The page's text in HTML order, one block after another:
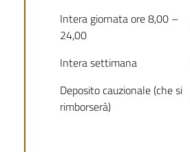
Intera giornata ore 8,00 –
24,00
Intera settimana
Deposito cauzionale (che si
rimborserà)